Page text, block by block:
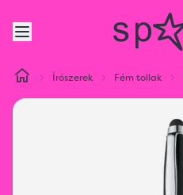
Írószerek Fém tollak